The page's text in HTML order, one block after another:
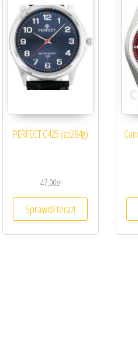
PERFECT C425 (zp284g)
47,00zł
Sprawdź teraz!